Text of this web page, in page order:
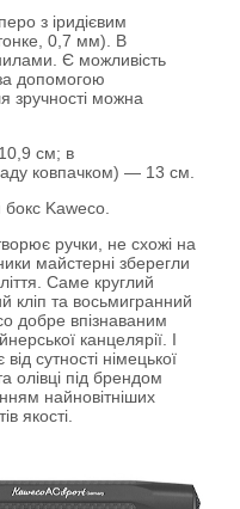
з іридієвим
0,7 мм). В
Є можливість
допомогою
зручності можна
см; в
ковпачком) — 13 см.
Kaweco.
ручки, не схожі на
майстерні зберегли
Саме круглий
кліп та восьмигранний
добре впізнаваним
канцелярії. І
сутності німецької
олівці під брендом
найновітніших
якості.